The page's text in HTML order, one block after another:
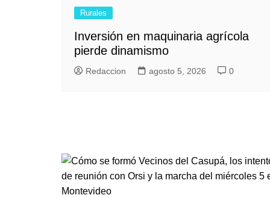
Rurales
Inversión en maquinaria agrícola
pierde dinamismo
Redaccion agosto 5, 2026 0